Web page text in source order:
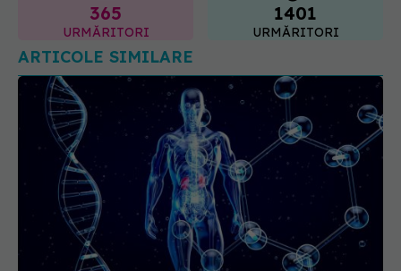
ARTICOLE SIMILARE
Schimbare majoră în medicină: pacienții cu diabet
și obezitate vor fi evaluați după un nou sistem de